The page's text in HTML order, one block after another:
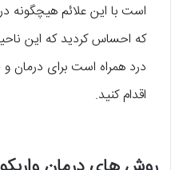
است با این علائم هیچگونه
که احساس کردید که این
درد همراه است برای درمان
اقدام کنید.